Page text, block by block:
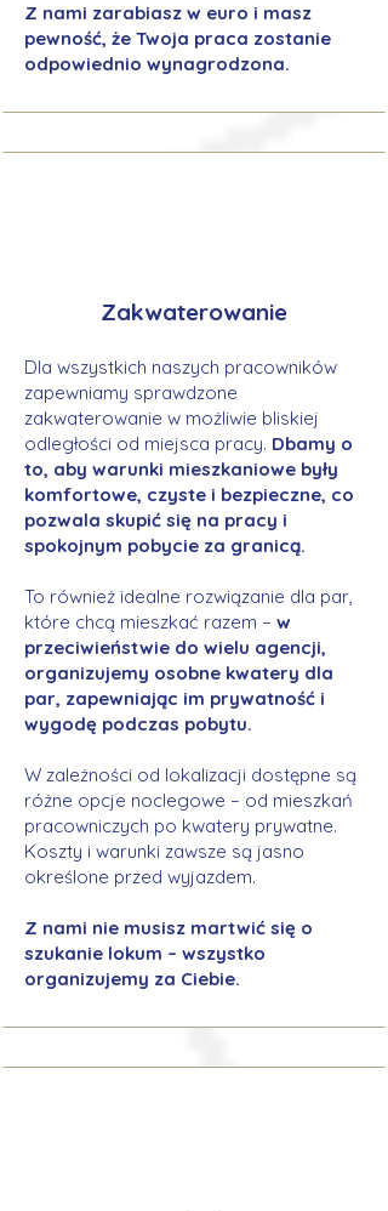
Z nami zarabiasz w euro i masz
pewność, że Twoja praca zostanie
odpowiednio wynagrodzona.
Zakwaterowanie
Dla wszystkich naszych pracowników
zapewniamy sprawdzone
zakwaterowanie w możliwie bliskiej
odległości od miejsca pracy. Dbamy o
to, aby warunki mieszkaniowe były
komfortowe, czyste i bezpieczne, co
pozwala skupić się na pracy i
spokojnym pobycie za granicą.
To również idealne rozwiązanie dla par,
które chcą mieszkać razem – w
przeciwieństwie do wielu agencji,
organizujemy osobne kwatery dla
par, zapewniając im prywatność i
wygodę podczas pobytu.
W zależności od lokalizacji dostępne są
różne opcje noclegowe – od mieszkań
pracowniczych po kwatery prywatne.
Koszty i warunki zawsze są jasno
określone przed wyjazdem.
Z nami nie musisz martwić się o
szukanie lokum – wszystko
organizujemy za Ciebie.